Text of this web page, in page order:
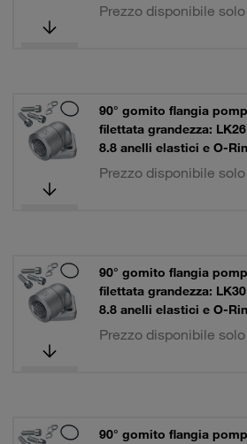
Prezzo disponibile
90° gomito flangia
filettata grandezza:
8.8 anelli elastici e O-
Prezzo disponibile
90° gomito flangia
filettata grandezza:
8.8 anelli elastici e O-
Prezzo disponibile
90° gomito flangia